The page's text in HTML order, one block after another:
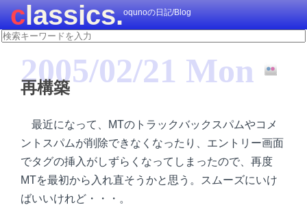
classics.oqunoの日記/Blog
2005/02/21 Mon
再構築
最近になって、MTのトラックバックスパムやコメ
ントスパムが削除できなくなったり、エントリー画面
でタグの挿入がしずらくなってしまったので、再度
MTを最初から入れ直そうかと思う。スムーズにいけ
ばいいけれど・・・。